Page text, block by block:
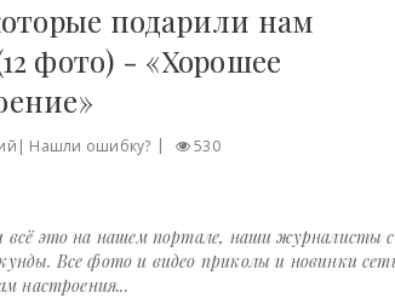
подарили нам
фото) - «Хорошее
| Нашли ошибку? 530
это на нашем портале, наши журналисты
Все фото и видео приколы и новинки
настроения...